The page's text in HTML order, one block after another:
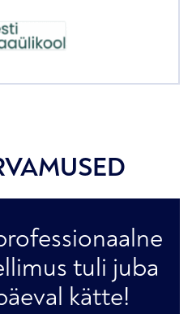
tuli juba
kätte!